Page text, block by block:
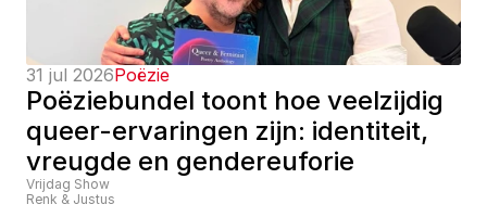
31 jul 2026Poëzie
Poëziebundel toont hoe veelzijdig
queer-ervaringen zijn: identiteit,
vreugde en gendereuforie
Vrijdag Show
Renk & Justus